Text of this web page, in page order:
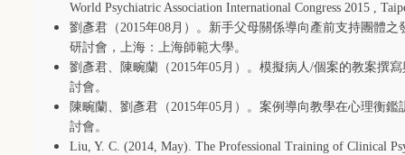
World Psychiatric Association International Congress 2015 ,
劉彥君（2015年08月）。新手父母關係導向產前支持團體
研討會，上海：上海師範大學。
劉彥君、陳畹蘭（2015年05月）。模擬病人/個案的教案撰
討會。
陳畹蘭、劉彥君（2015年05月）。案例導向教學在心理衡
討會。
Liu, Y. C. (2014, May). The Professional Training of Clinical